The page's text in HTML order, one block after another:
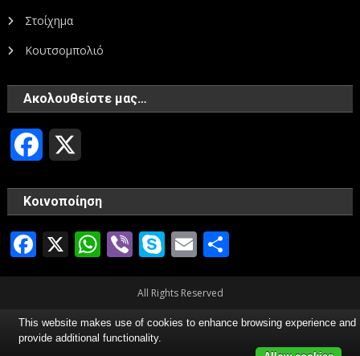
Στοίχημα
Κουτσομπολιό
Ακολουθείστε μας…
Facebook
Κοινοποίηση
Facebook
X WhatsApp
ViberSkype
Email
All Rights Reserved
This website makes use of cookies to enhance browsing experience and
provide additional functionality.